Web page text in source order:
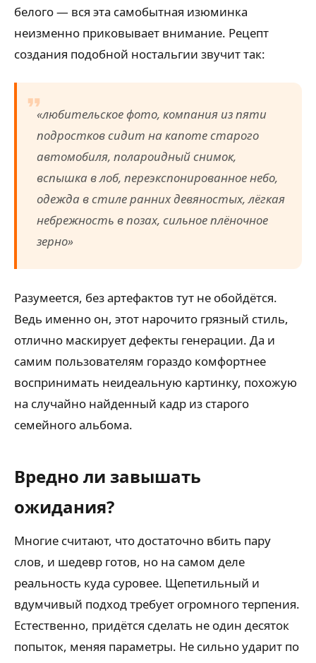
белого — вся эта самобытная изюминка
неизменно приковывает внимание. Рецепт
создания подобной ностальгии звучит так:
«любительское фото, компания из пяти
подростков сидит на капоте старого
автомобиля, полароидный снимок,
вспышка в лоб, переэкспонированное небо,
одежда в стиле ранних девяностых, лёгкая
небрежность в позах, сильное плёночное
зерно»
Разумеется, без артефактов тут не обойдётся.
Ведь именно он, этот нарочито грязный стиль,
отлично маскирует дефекты генерации. Да и
самим пользователям гораздо комфортнее
воспринимать неидеальную картинку, похожую
на случайно найденный кадр из старого
семейного альбома.
Вредно ли завышать
ожидания?
Многие считают, что достаточно вбить пару
слов, и шедевр готов, но на самом деле
реальность куда суровее. Щепетильный и
вдумчивый подход требует огромного терпения.
Естественно, придётся сделать не один десяток
попыток, меняя параметры. Не сильно ударит по